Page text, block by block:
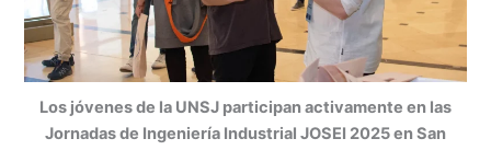
Los jóvenes de la UNSJ participan activamente en las
Jornadas de Ingeniería Industrial JOSEI 2025 en San